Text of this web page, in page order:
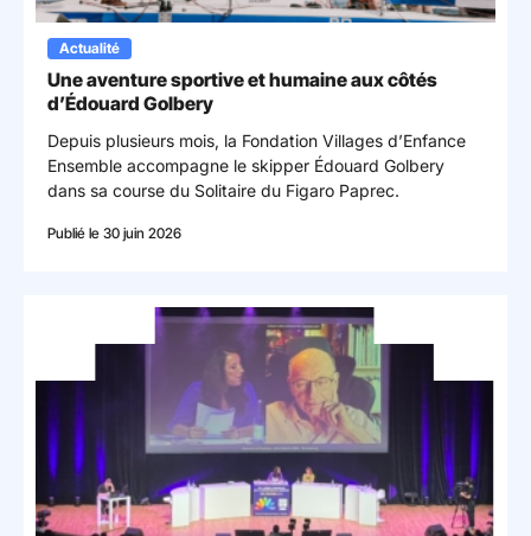
Actualité
Une aventure sportive et humaine aux côtés
d’Édouard Golbery
Depuis plusieurs mois, la Fondation Villages d’Enfance
Ensemble accompagne le skipper Édouard Golbery
dans sa course du Solitaire du Figaro Paprec.
Publié le 30 juin 2026